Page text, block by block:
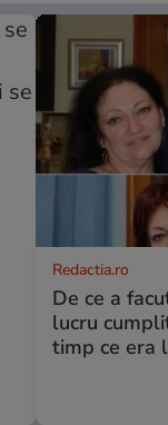
Redactia.ro
De ce a
lucru
timp ce era